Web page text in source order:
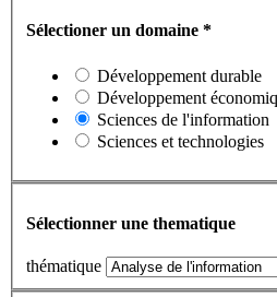
Sélectioner un domaine *
Développement durable
Développement
Sciences de l'information
Sciences et technologies
Sélectionner une thematique
thématique